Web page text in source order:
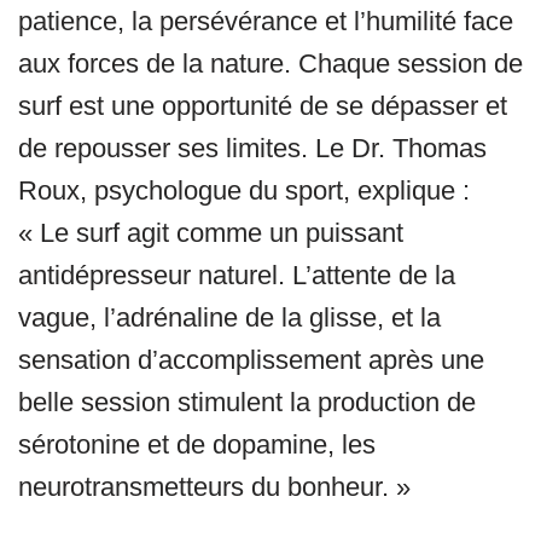
patience, la persévérance et l’humilité face
aux forces de la nature. Chaque session de
surf est une opportunité de se dépasser et
de repousser ses limites. Le Dr. Thomas
Roux, psychologue du sport, explique :
« Le surf agit comme un puissant
antidépresseur naturel. L’attente de la
vague, l’adrénaline de la glisse, et la
sensation d’accomplissement après une
belle session stimulent la production de
sérotonine et de dopamine, les
neurotransmetteurs du bonheur. »